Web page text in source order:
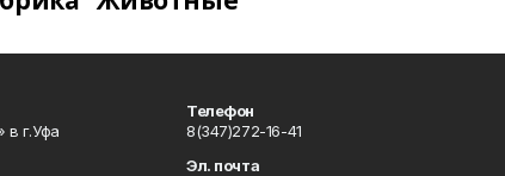
г.Уфа
Телефон
8(347)272-16-41
Эл. почта